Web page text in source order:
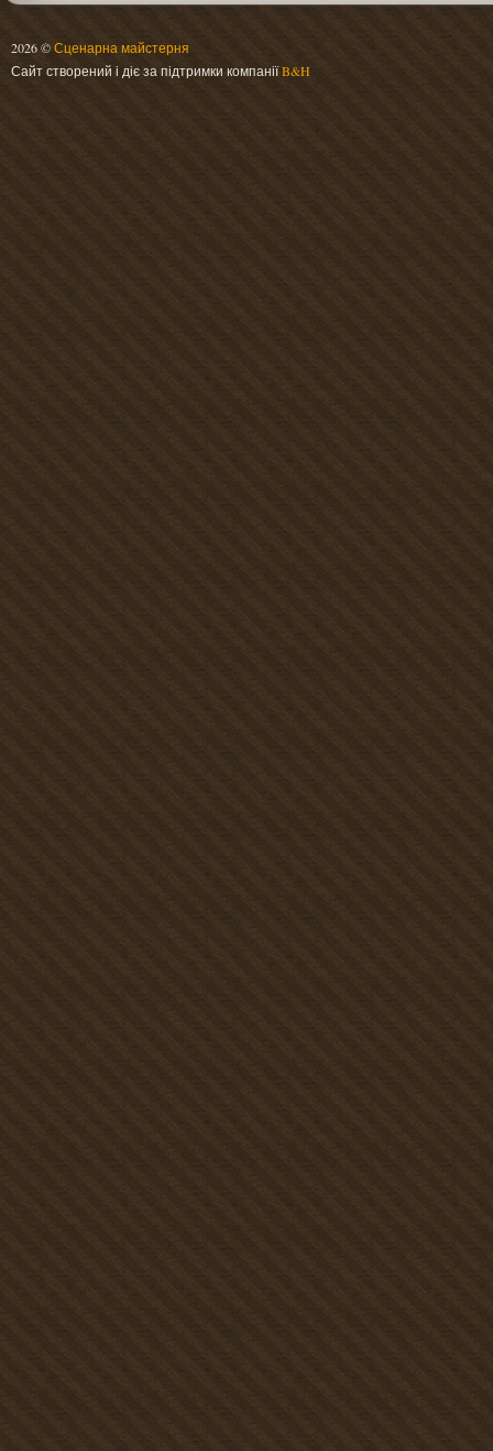
2026 ©Сценарна майстерня
Сайт створений і діє за підтримки компаніїB&H